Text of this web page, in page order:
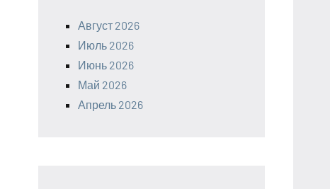
Август 2026
Июль 2026
Июнь 2026
Май 2026
Апрель 2026